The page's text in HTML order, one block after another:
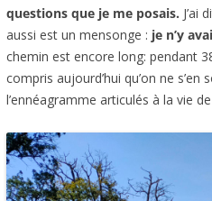
questions que je me posais. J’ai
aussi est un mensonge : je n’y
chemin est encore long: pendant
compris aujourd’hui qu’on ne
l’ennéagramme articulés à la vie